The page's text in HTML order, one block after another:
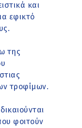
και
εφικτό
της
τροφίμων.
φοιτούν